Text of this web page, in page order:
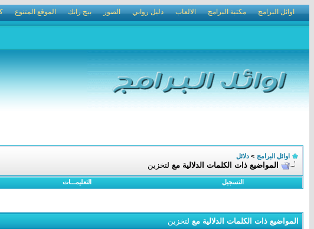
اوائل البرامج مكتبة البرامج الالعاب دليل روابي الصور بيج رانك الموقع المتنوع
اوائل البرامج > دلائل
المواضيع ذات الكلمات الدلالية مع لتخزين
التسجيل التعليمـــات
المواضيع ذات الكلمات الدلالية مع لتخزين